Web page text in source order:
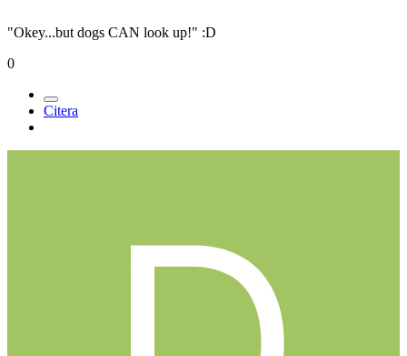
"Okey...but dogs CAN look up!" :D
0
Citera